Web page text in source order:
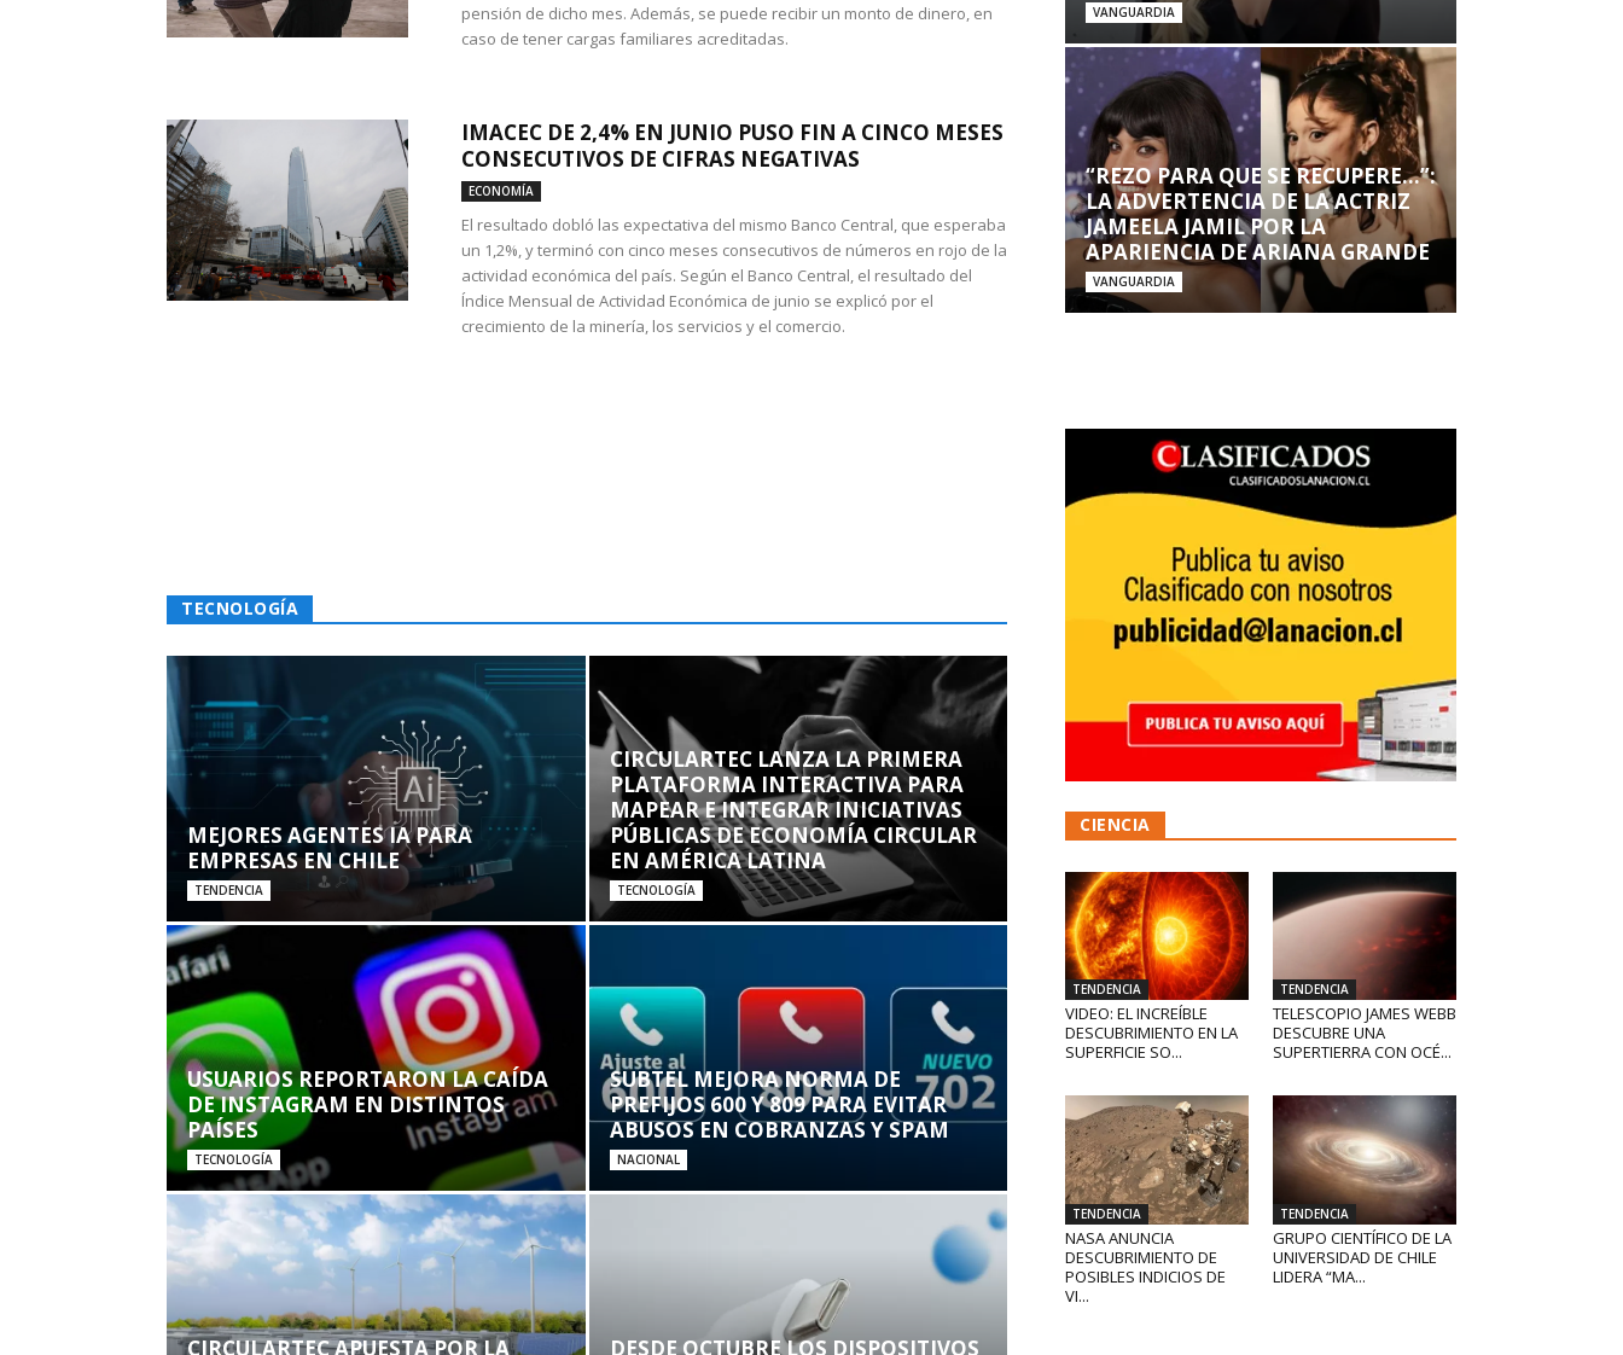
pensión de dicho mes. Además, se puede recibir un monto de dinero, en
caso de tener cargas familiares acreditadas.
IMACEC DE 2,4% EN JUNIO PUSO FIN A CINCO MESES
CONSECUTIVOS DE CIFRAS NEGATIVAS
ECONOMÍA
El resultado dobló las expectativa del mismo Banco Central, que esperaba
un 1,2%, y terminó con cinco meses consecutivos de números en rojo de la
actividad económica del país. Según el Banco Central, el resultado del
Índice Mensual de Actividad Económica de junio se explicó por el
crecimiento de la minería, los servicios y el comercio.
TECNOLOGÍA
MEJORES AGENTES IA PARA
EMPRESAS EN CHILE
TENDENCIA
CIRCULARTEC LANZA LA PRIMERA
PLATAFORMA INTERACTIVA PARA
MAPEAR E INTEGRAR INICIATIVAS
PÚBLICAS DE ECONOMÍA CIRCULAR
EN AMÉRICA LATINA
TECNOLOGÍA
USUARIOS REPORTARON LA CAÍDA
DE INSTAGRAM EN DISTINTOS
PAÍSES
TECNOLOGÍA
SUBTEL MEJORA NORMA DE
PREFIJOS 600 Y 809 PARA EVITAR
ABUSOS EN COBRANZAS Y SPAM
NACIONAL
CIRCULARTEC APUESTA POR LA DESDE OCTUBRE LOS DISPOSITIVOS
VANGUARDIA
“REZO PARA QUE SE RECUPERE…”:
LA ADVERTENCIA DE LA ACTRIZ
JAMEELA JAMIL POR LA
APARIENCIA DE ARIANA GRANDE
VANGUARDIA
CIENCIA
TENDENCIA
VIDEO: EL INCREÍBLE
DESCUBRIMIENTO EN LA
SUPERFICIE SO...
TENDENCIA
TELESCOPIO JAMES WEBB
DESCUBRE UNA
SUPERTIERRA CON OCÉ...
TENDENCIA
NASA ANUNCIA
DESCUBRIMIENTO DE
POSIBLES INDICIOS DE
VI...
TENDENCIA
GRUPO CIENTÍFICO DE LA
UNIVERSIDAD DE CHILE
LIDERA “MA...